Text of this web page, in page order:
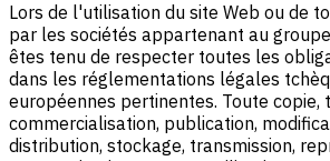
Lors de l'utilisation du site Web ou de
par les sociétés appartenant au groupe
êtes tenu de respecter toutes les
dans les réglementations légales
européennes pertinentes. Toute copie,
commercialisation, publication,
distribution, stockage, transmission,